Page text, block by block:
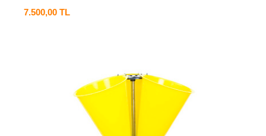
7.500,00 TL